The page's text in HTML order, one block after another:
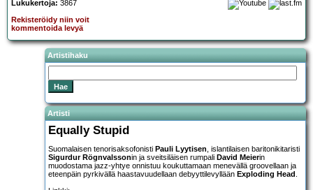
Lukukertoja: 3867
Rekisteröidy niin voit
kommentoida levyä
Artistihaku
Artisti
Equally Stupid
Suomalaisen tenorisaksofonisti Pauli Lyytisen , islantilaisen baritonikitaristi
Sigurdur Rögnvalssonin ja sveitsiläisen rumpali David Meierin
muodostama jazz-yhtye onnistuu koukuttamaan menevällä groovellaan ja
eteenpäin pyrkivällä haastavuudellaan debyyttilevyllään Exploding Head